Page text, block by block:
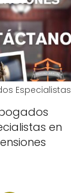
Especialistas
en